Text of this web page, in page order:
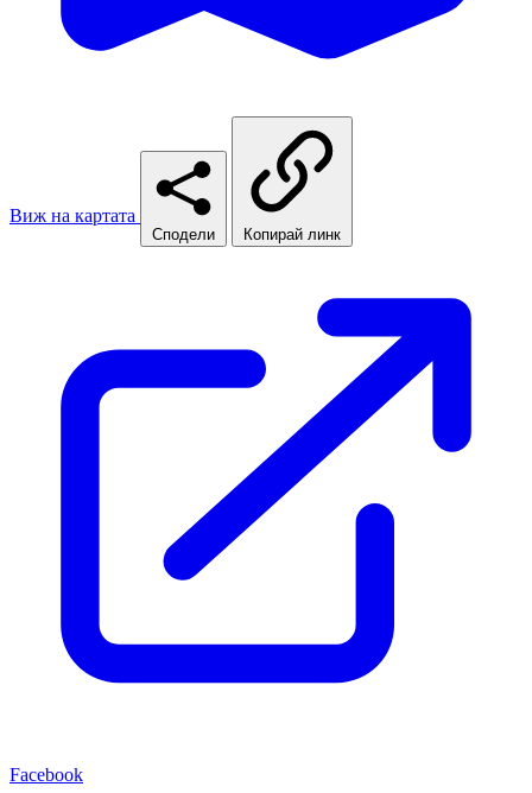
Виж на картата
Сподели Копирай линк
Facebook